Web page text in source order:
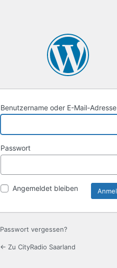
Benutzername oder E-Mail-Adresse
Passwort
Angemeldet bleiben
Passwort vergessen?
← Zu CityRadio Saarland